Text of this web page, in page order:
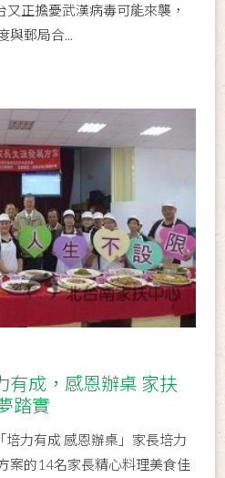
正擔憂武漢病毒可能來襲，
與郵局合...
有成，感恩辦桌 家扶
踏實
力有成 感恩辦桌」家長培力
案的14名家長精心料理美食佳